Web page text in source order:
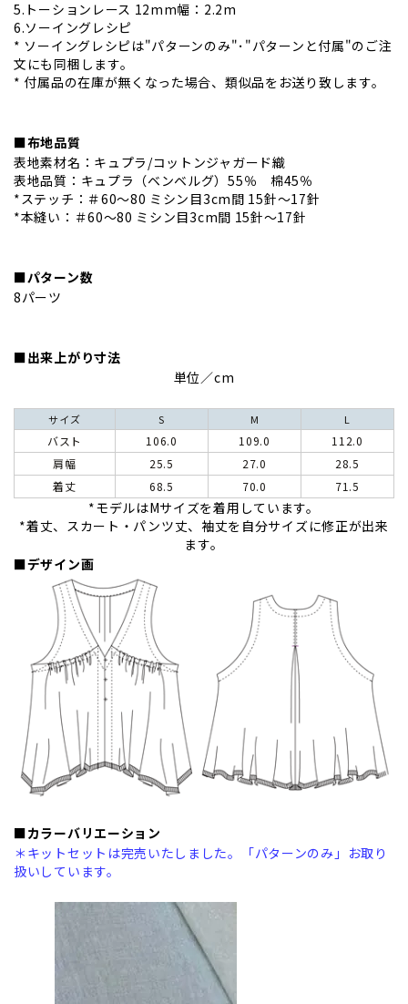
5.トーションレース 12mm幅：2.2m
6.ソーイングレシピ
* ソーイングレシピは"パターンのみ"･"パターンと付属"のご注
文にも同梱します。
* 付属品の在庫が無くなった場合、類似品をお送り致します。
■布地品質
表地素材名：キュプラ/コットンジャガード織
表地品質：キュプラ（ベンベルグ）55％ 棉45％
*ステッチ：＃60〜80 ミシン目3cm間 15針～17針
*本縫い：＃60〜80 ミシン目3cm間 15針～17針
■パターン数
8パーツ
■出来上がり寸法
単位／cm
サイズ S M L
バスト 106.0 109.0
112.0
肩幅
25.5 27.0
28.5
着丈
68.5 70.0 71.5
*モデルはMサイズを着用しています。
*着丈、スカート・パンツ丈、袖丈を自分サイズに修正が出来
ます。
■デザイン画
■カラーバリエーション
＊キットセットは完売いたしました。「パターンのみ」お取り
扱いしています。